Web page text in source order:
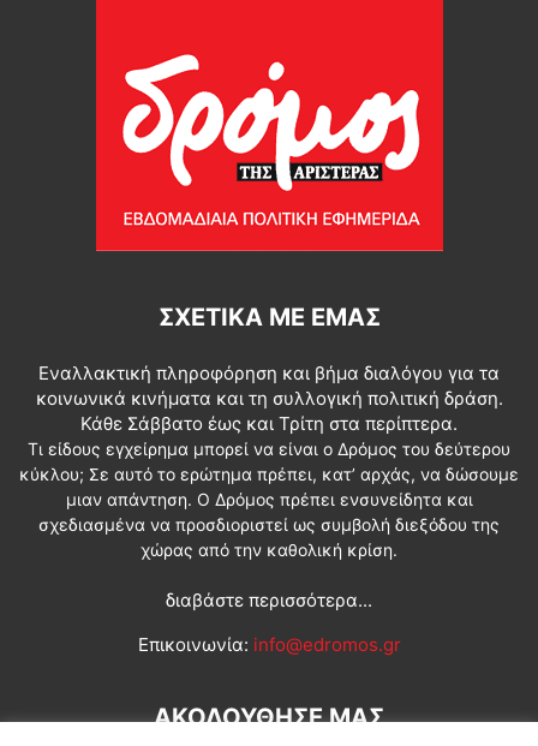
ΣΧΕΤΙΚΆ ΜΕ ΕΜΆΣ
Εναλλακτική πληροφόρηση και βήμα διαλόγου για τα
κοινωνικά κινήματα και τη συλλογική πολιτική δράση.
Κάθε Σάββατο έως και Τρίτη στα περίπτερα.
Τι είδους εγχείρημα μπορεί να είναι ο Δρόμος του δεύτερου
κύκλου; Σε αυτό το ερώτημα πρέπει, κατ’ αρχάς, να δώσουμε
μιαν απάντηση. Ο Δρόμος πρέπει ενσυνείδητα και
σχεδιασμένα να προσδιοριστεί ως συμβολή διεξόδου της
χώρας από την καθολική κρίση.
διαβάστε περισσότερα...
Επικοινωνία: info@edromos.gr
ΑΚΟΛΟΥΘΗΣΕ ΜΑΣ